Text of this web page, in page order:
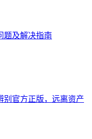
题及解决指南
别官方正版，远离资产